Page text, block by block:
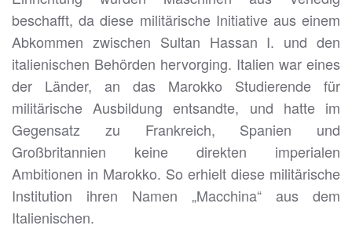
beschafft, da diese militärische Initiative aus einem
Abkommen zwischen Sultan Hassan I. und den
italienischen Behörden hervorging. Italien war eines
der Länder, an das Marokko Studierende für
militärische Ausbildung entsandte, und hatte im
Gegensatz zu Frankreich, Spanien und
Großbritannien keine direkten imperialen
Ambitionen in Marokko. So erhielt diese militärische
Institution ihren Namen „Macchina“ aus dem
Italienischen.